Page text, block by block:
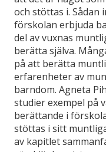
och stöttas i.
förskolan erbjuda
del av vuxnas
berätta själva.
på att berätta
erfarenheter av
barndom. Agneta
studier exempel på
berättande i
stöttas i sitt
av kapitlet